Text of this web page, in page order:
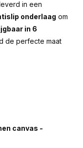
in een
onderlaag om
in 6
de perfecte maat
canvas -